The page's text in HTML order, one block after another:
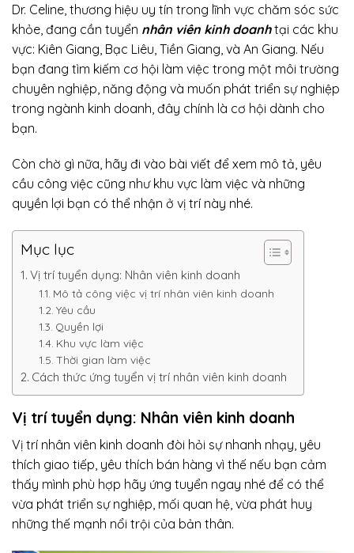
Dr. Celine, thương hiệu uy tín trong lĩnh vực chăm sóc sức
khỏe, đang cần tuyển nhân viên kinh doanh tại các khu
vực: Kiên Giang, Bạc Liêu, Tiền Giang, và An Giang. Nếu
bạn đang tìm kiếm cơ hội làm việc trong một môi trường
chuyên nghiệp, năng động và muốn phát triển sự nghiệp
trong ngành kinh doanh, đây chính là cơ hội dành cho
bạn.
Còn chờ gì nữa, hãy đi vào bài viết để xem mô tả, yêu
cầu công việc cũng như khu vực làm việc và những
quyền lợi bạn có thể nhận ở vị trí này nhé.
Mục lục
Vị trí tuyển dụng: Nhân viên kinh doanh
Mô tả công việc vị trí nhân viên kinh doanh
Yêu cầu
Quyền lợi
Khu vực làm việc
Thời gian làm việc
Cách thức ứng tuyển vị trí nhân viên kinh doanh
Vị trí tuyển dụng: Nhân viên kinh doanh
Vị trí nhân viên kinh doanh đòi hỏi sự nhanh nhạy, yêu
thích giao tiếp, yêu thích bán hàng vì thế nếu bạn cảm
thấy mình phù hợp hãy ứng tuyển ngay nhé để có thể
vừa phát triển sự nghiệp, mối quan hệ, vừa phát huy
những thế mạnh nổi trội của bản thân.